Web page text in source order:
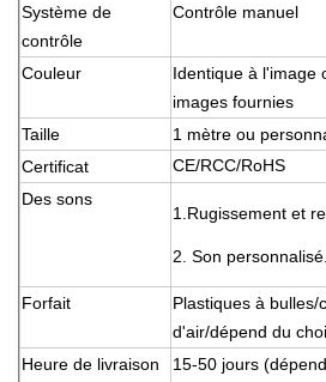
Système de
contrôle
Contrôle manuel
Couleur
Identique à l'image
images fournies
Taille
1 mètre ou
Certificat
CE/RCC/RoHS
Des sons
1. Rugissement et
2. Son personnalisé.
Forfait
Plastiques à bulles/
d'air/dépend du
Heure de livraison
15-50 jours